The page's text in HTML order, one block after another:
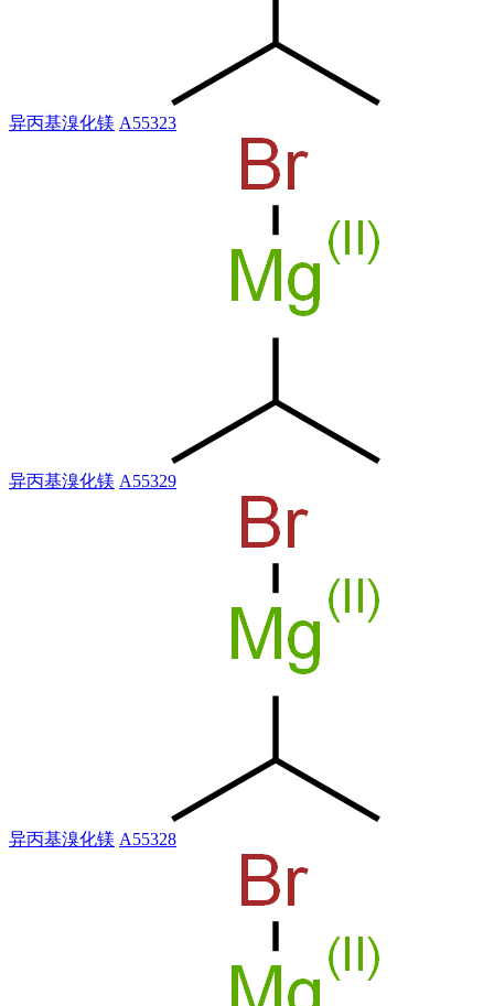
异丙基溴化镁 A55323
异丙基溴化镁 A55329
异丙基溴化镁 A55328